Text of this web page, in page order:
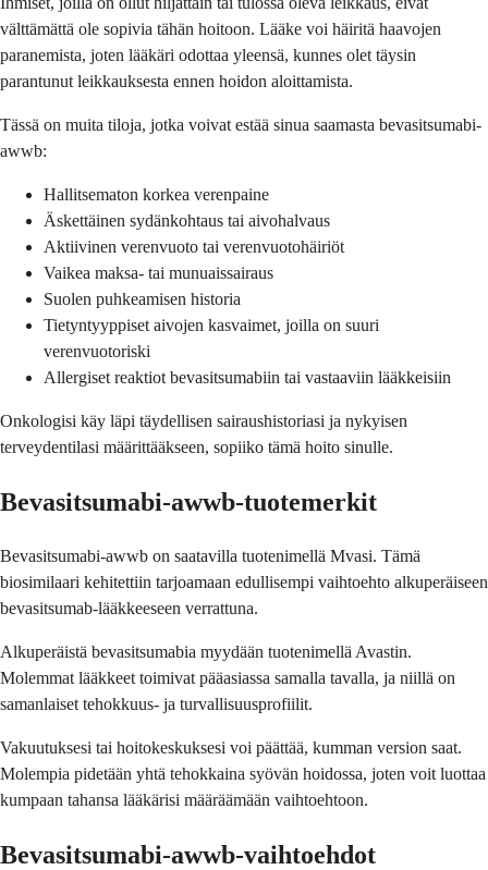
välttämättä ole sopivia tähän hoitoon. Lääke voi häiritä haavojen
paranemista, joten lääkäri odottaa yleensä, kunnes olet täysin
parantunut leikkauksesta ennen hoidon aloittamista.
Tässä on muita tiloja, jotka voivat estää sinua saamasta bevasitsumabi-
awwb:
Hallitsematon korkea verenpaine
Äskettäinen sydänkohtaus tai aivohalvaus
Aktiivinen verenvuoto tai verenvuotohäiriöt
Vaikea maksa- tai munuaissairaus
Suolen puhkeamisen historia
Tietyntyyppiset aivojen kasvaimet, joilla on suuri
verenvuotoriski
Allergiset reaktiot bevasitsumabiin tai vastaaviin lääkkeisiin
Onkologisi käy läpi täydellisen sairaushistoriasi ja nykyisen
terveydentilasi määrittääkseen, sopiiko tämä hoito sinulle.
Bevasitsumabi-awwb-tuotemerkit
Bevasitsumabi-awwb on saatavilla tuotenimellä Mvasi. Tämä
biosimilaari kehitettiin tarjoamaan edullisempi vaihtoehto alkuperäiseen
bevasitsumab-lääkkeeseen verrattuna.
Alkuperäistä bevasitsumabia myydään tuotenimellä Avastin.
Molemmat lääkkeet toimivat pääasiassa samalla tavalla, ja niillä on
samanlaiset tehokkuus- ja turvallisuusprofiilit.
Vakuutuksesi tai hoitokeskuksesi voi päättää, kumman version saat.
Molempia pidetään yhtä tehokkaina syövän hoidossa, joten voit luottaa
kumpaan tahansa lääkärisi määräämään vaihtoehtoon.
Bevasitsumabi-awwb-vaihtoehdot